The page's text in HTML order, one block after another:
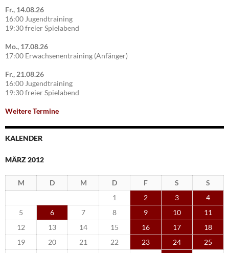
Fr., 14.08.26
16:00 Jugendtraining
19:30 freier Spielabend
Mo., 17.08.26
17:00 Erwachsenentraining (Anfänger)
Fr., 21.08.26
16:00 Jugendtraining
19:30 freier Spielabend
Weitere Termine
KALENDER
MÄRZ 2012
M D M D F S
S
1
2 3
4
5
6 7 8 9 10
11
12
13 14 15 16 17
18
19
20 21 22 23 24
25